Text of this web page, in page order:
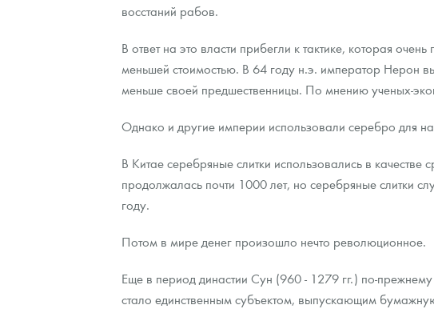
восстаний рабов.
В ответ на это власти прибегли к тактике, которая
меньшей стоимостью. В 64 году н.э. император Нерон
меньше своей предшественницы. По мнению ученых-
Однако и другие империи использовали серебро для
В Китае серебряные слитки использовались в
продолжалась почти 1000 лет, но серебряные слитки
году.
Потом в мире денег произошло нечто революционное.
Еще в период династии Сун (960 - 1279 гг.) по-
стало единственным субъектом, выпускающим